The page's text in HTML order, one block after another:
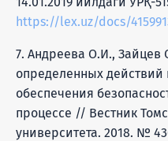
https://lex.uz/docs/
7. Андреева О.И., Зайцев
определенных действий
обеспечения
процессе // Вестник
университета. 2018. №